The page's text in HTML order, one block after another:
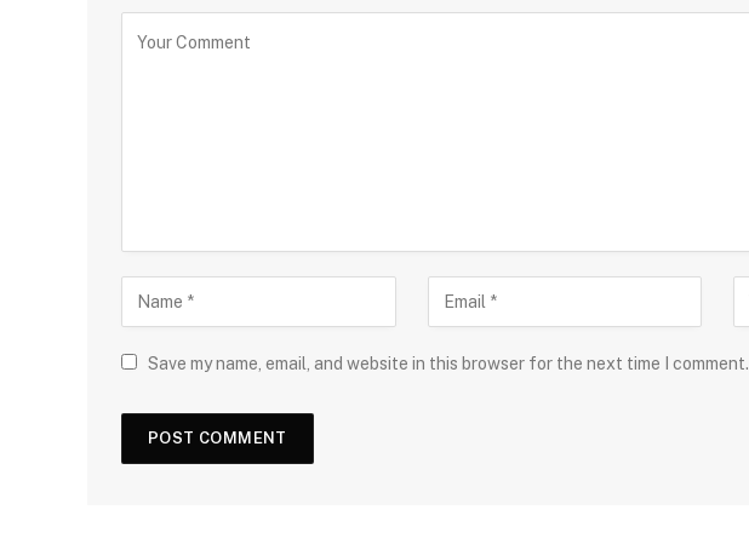
Save my name, email, and website in this browser for the next time I comment.